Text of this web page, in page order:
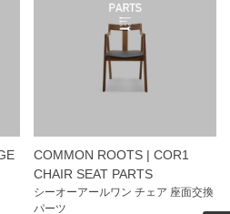
COMMON ROOTS | COR1
CHAIR SEAT PARTS
シーオーアールワン チェア 座面交換
パーツ